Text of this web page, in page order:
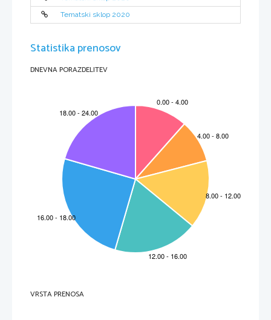
Tematski sklop 2020
Statistika prenosov
DNEVNA PORAZDELITEV
VRSTA PRENOSA